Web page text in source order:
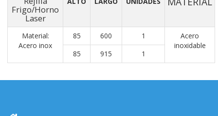
Frigo/Horno
Laser
Material:
Acero inox
85 600 1
Acero
inoxidable
85
915 1